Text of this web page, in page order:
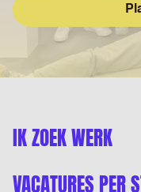
IK ZOEK WERK
VACATURES PER